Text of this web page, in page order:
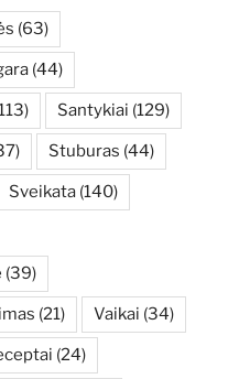
(63)
(44)
Santykiai (129)
Stuburas (44)
Sveikata (140)
(39)
(21) Vaikai (34)
(24)